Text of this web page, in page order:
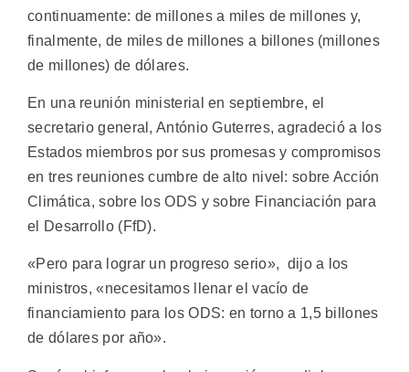
continuamente: de millones a miles de millones y,
finalmente, de miles de millones a billones (millones
de millones) de dólares.
En una reunión ministerial en septiembre, el
secretario general, António Guterres, agradeció a los
Estados miembros por sus promesas y compromisos
en tres reuniones cumbre de alto nivel: sobre Acción
Climática, sobre los ODS y sobre Financiación para
el Desarrollo (FfD).
«Pero para lograr un progreso serio», dijo a los
ministros, «necesitamos llenar el vacío de
financiamiento para los ODS: en torno a 1,5 billones
de dólares por año».